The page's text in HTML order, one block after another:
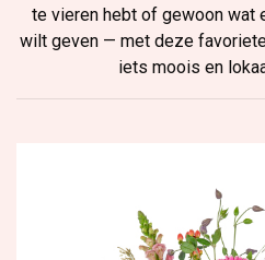
te vieren hebt of gewoon wat
wilt geven — met deze
iets moois en